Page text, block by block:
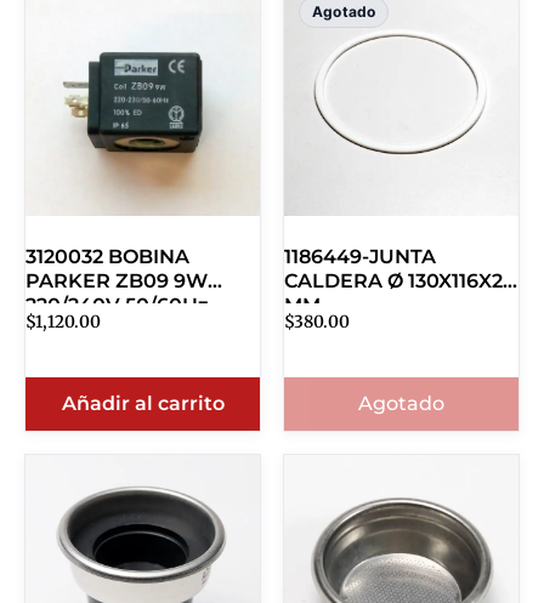
3120032 BOBINA
PARKER ZB09 9W
220/240V 50/60Hz
$1,120.00
Añadir al carrito
Agotado
1186449-JUNTA
CALDERA Ø 130X116X2
MM
$380.00
Agotado